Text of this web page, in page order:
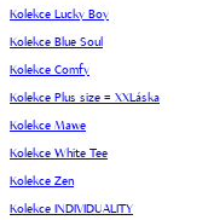
Kolekce Lucky Boy
Kolekce Blue Soul
Kolekce Comfy
Kolekce Plus size = XXLáska
Kolekce Mawe
Kolekce White Tee
Kolekce Zen
Kolekce INDIVIDUALITY